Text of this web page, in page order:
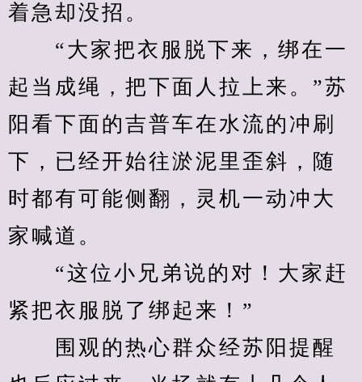
着急却没招。
“大家把衣服脱下来，绑在一
起当成绳，把下面人拉上来。”苏
阳看下面的吉普车在水流的冲刷
下，已经开始往淤泥里歪斜，随
时都有可能侧翻，灵机一动冲大
家喊道。
“这位小兄弟说的对！大家赶
紧把衣服脱了绑起来！”
围观的热心群众经苏阳提醒